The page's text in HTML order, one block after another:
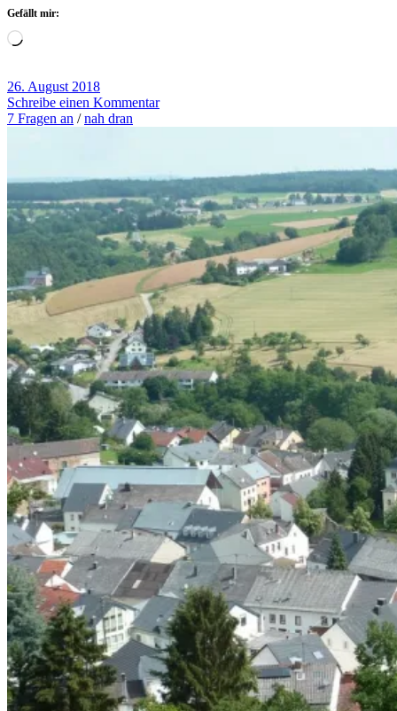
Gefällt mir:
Wird
26. August 2018
Schreibe einen Kommentar
7 Fragen an /nah dran